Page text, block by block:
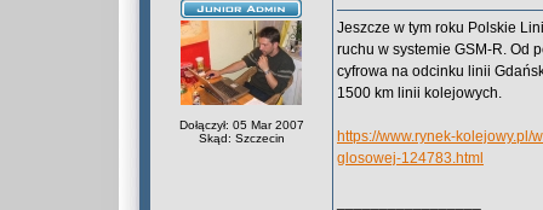
Dołączył: 05 Mar 2007
Skąd: Szczecin
Jeszcze w tym roku Polskie
ruchu w systemie GSM-R. Od
cyfrowa na odcinku linii
1500 km linii kolejowych.
https://www.rynek-
glosowej-124783.html